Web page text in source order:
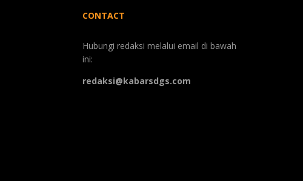
CONTACT
Hubungi redaksi melalui email di bawah
ini:
redaksi@kabarsdgs.com